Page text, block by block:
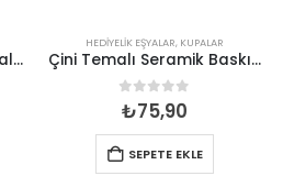
Hayvanat Bahçesi Temalı Seramik Renkli Baskılı Kupa 82*90
HEDIYELIK EŞYALAR, KUPALAR
Çini Temalı Seramik Baskılı Kupa
0 out of 5
₺75,90
SEPETE EKLE